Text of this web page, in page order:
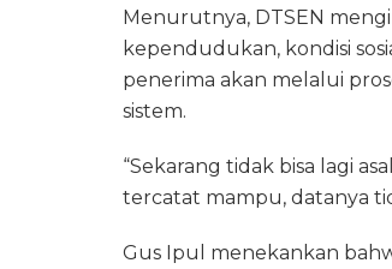
Menurutnya, DTSEN
kependudukan, kondisi
penerima akan melalui
sistem.
“Sekarang tidak bisa lagi
tercatat mampu, datanya
Gus Ipul menekankan